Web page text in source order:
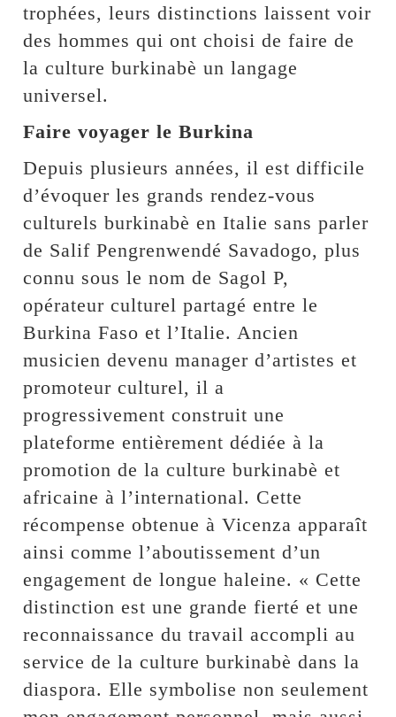
trophées, leurs distinctions laissent voir
des hommes qui ont choisi de faire de
la culture burkinabè un langage
universel.
Faire voyager le Burkina
Depuis plusieurs années, il est difficile
d’évoquer les grands rendez-vous
culturels burkinabè en Italie sans parler
de Salif Pengrenwendé Savadogo, plus
connu sous le nom de Sagol P,
opérateur culturel partagé entre le
Burkina Faso et l’Italie. Ancien
musicien devenu manager d’artistes et
promoteur culturel, il a
progressivement construit une
plateforme entièrement dédiée à la
promotion de la culture burkinabè et
africaine à l’international. Cette
récompense obtenue à Vicenza apparaît
ainsi comme l’aboutissement d’un
engagement de longue haleine. « Cette
distinction est une grande fierté et une
reconnaissance du travail accompli au
service de la culture burkinabè dans la
diaspora. Elle symbolise non seulement